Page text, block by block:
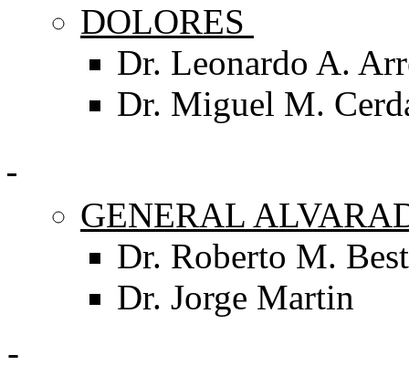
DOLORES
Dr. Leonardo A.
Dr. Miguel M.
GENERAL
Dr. Roberto M.
Dr. Jorge Martin
-